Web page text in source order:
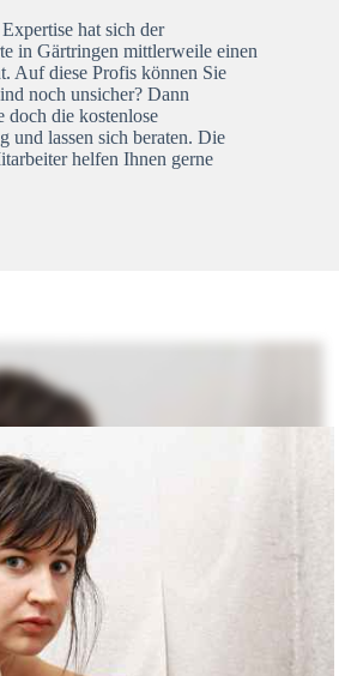
hat sich der
in Gärtringen mittlerweile einen
Auf diese Profis können Sie
noch unsicher? Dann
doch die kostenlose
und lassen sich beraten. Die
helfen Ihnen gerne